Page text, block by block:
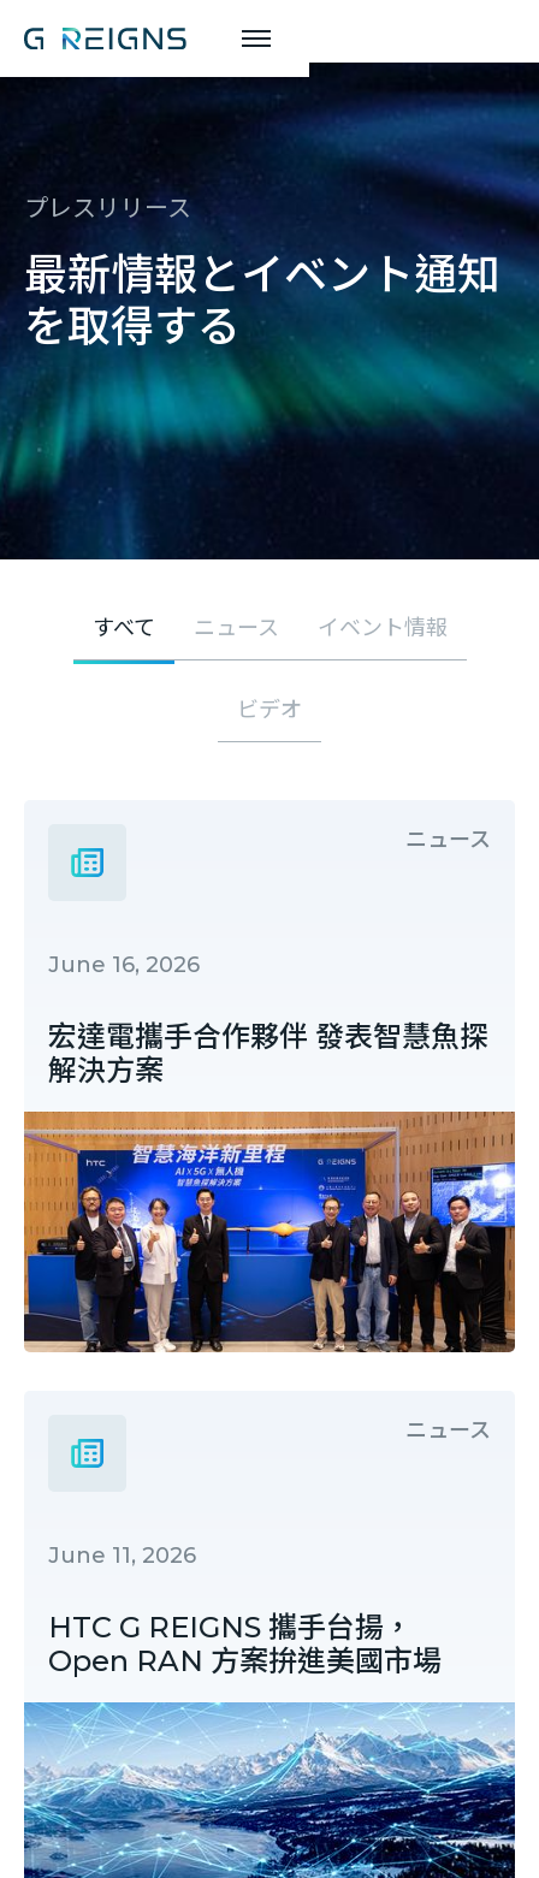
プレスリリース
最新情報とイベント通知
を取得する
すべて ニュース イベント情報
ビデオ
ニュース
June 16, 2026
宏達電攜手合作夥伴 發表智慧魚探
解決方案
ニュース
June 11, 2026
HTC G REIGNS 攜手台揚，
Open RAN 方案拚進美國市場